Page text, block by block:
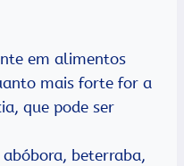
em alimentos
mais forte for a
que pode ser
beterraba,